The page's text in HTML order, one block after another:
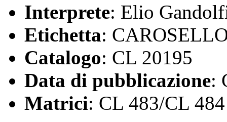
Interprete: Elio
Etichetta:
Catalogo: CL 20195
Data di pubblicazione:
Matrici: CL 483/CL 484